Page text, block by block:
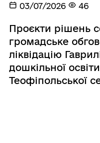
03/07/2026 46
Проєкти рішень
громадське
ліквідацію
дошкільної
Теофіпольської